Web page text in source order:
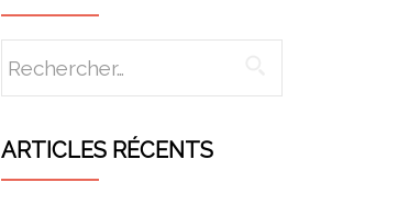
ARTICLES RÉCENTS